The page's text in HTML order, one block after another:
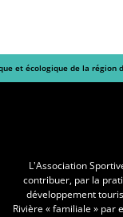
et écologique de la région
L’Association
contribuer, par la
développement
Rivière « familiale » par